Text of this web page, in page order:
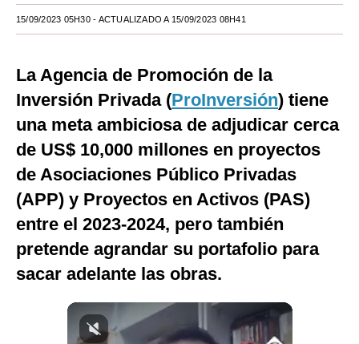
Mundo
México
España
Internacional
Tecnología
Club del Suscriptor
Mix
Notas Contratadas
15/09/2023 05H30- ACTUALIZADO A 15/09/2023 08H41
La Agencia de Promoción de la
Inversión Privada (ProInversión) tiene
una meta ambiciosa de adjudicar cerca
de US$ 10,000 millones en proyectos
de Asociaciones Público Privadas
(APP) y Proyectos en Activos (PAS)
entre el 2023-2024, pero también
pretende agrandar su portafolio para
sacar adelante las obras.